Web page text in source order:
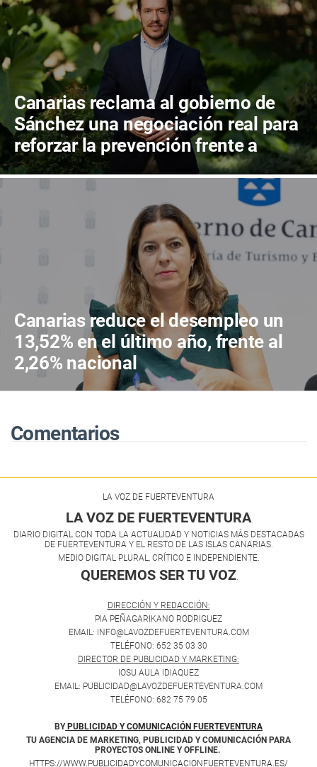
Canarias reclama al gobierno de
Sánchez una negociación real para
reforzar la prevención frente a
incendios y la gestión forestal
Canarias reduce el desempleo un
13,52% en el último año, frente al
2,26% nacional
Comentarios
LA VOZ DE FUERTEVENTURA
LA VOZ DE FUERTEVENTURA
DIARIO DIGITAL CON TODA LA ACTUALIDAD Y NOTICIAS MÁS DESTACADAS
DE FUERTEVENTURA Y EL RESTO DE LAS ISLAS CANARIAS.
MEDIO DIGITAL PLURAL, CRÍTICO E INDEPENDIENTE.
QUEREMOS SER TU VOZ
DIRECCIÓN Y REDACCIÓN:
PIA PEÑAGARIKANO RODRIGUEZ
EMAIL: INFO@LAVOZDEFUERTEVENTURA.COM
TELÉFONO: 652 35 03 30
DIRECTOR DE PUBLICIDAD Y MARKETING:
IOSU AULA IDIAQUEZ
EMAIL: PUBLICIDAD@LAVOZDEFUERTEVENTURA.COM
TELÉFONO: 682 75 79 05
BY PUBLICIDAD Y COMUNICACIÓN FUERTEVENTURA
TU AGENCIA DE MARKETING, PUBLICIDAD Y COMUNICACIÓN PARA
PROYECTOS ONLINE Y OFFLINE.
HTTPS://WWW.PUBLICIDADYCOMUNICACIONFUERTEVENTURA.ES/